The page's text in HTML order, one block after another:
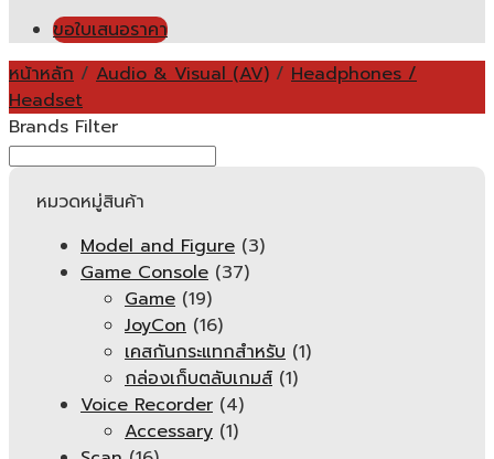
ขอใบเสนอราคา
หน้าหลัก / Audio & Visual (AV) / Headphones /
Headset
Brands Filter
หมวดหมู่สินค้า
Model and Figure (3)
Game Console (37)
Game (19)
JoyCon (16)
เคสกันกระแทกสำหรับ (1)
กล่องเก็บตลับเกมส์ (1)
Voice Recorder (4)
Accessary (1)